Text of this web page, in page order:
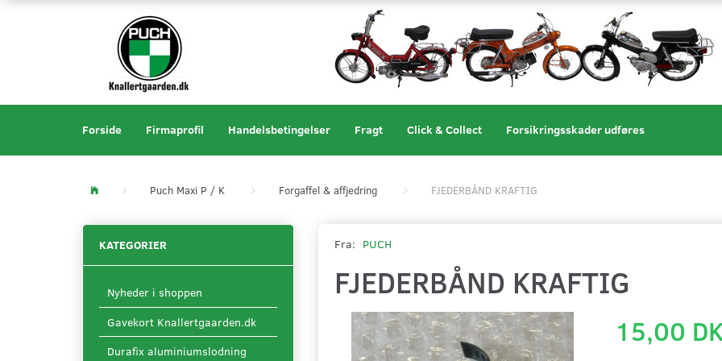
Forside Firmaprofil Handelsbetingelser Fragt Click & Collect Forsikringsskader udføres
Puch Maxi P / K Forgaffel & affjedring FJEDERBÅND KRAFTIG
KATEGORIER
Nyheder i shoppen
Gavekort Knallertgaarden.dk
Durafix aluminiumslodning
Fra: PUCH
FJEDERBÅND KRAFTIG
15,00